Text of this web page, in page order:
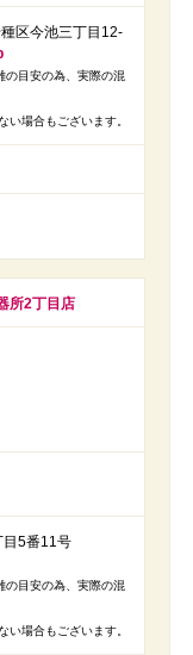
区今池三丁目12-
目安の為、実際の混
場合もございます。
所2丁目店
目5番11号
目安の為、実際の混
場合もございます。